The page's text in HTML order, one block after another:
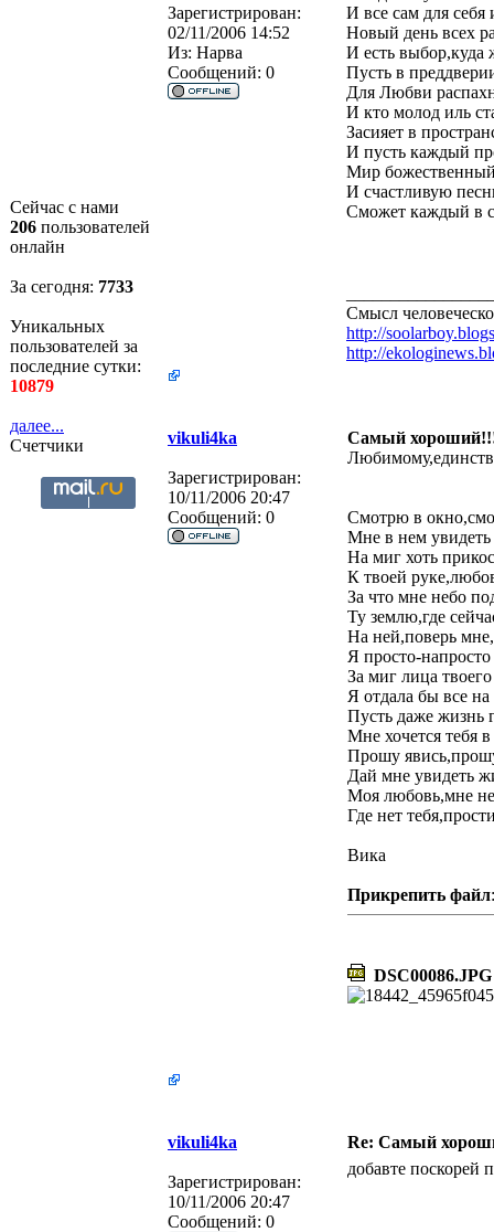
Сейчас с нами
206 пользователей
онлайн
За сегодня: 7733
Уникальных
пользователей за
последние сутки:
10879
далее...
Счетчики
Зарегистрирован:
02/11/2006 14:52
Из: Нарва
Сообщений: 0
И все сам для себя
Новый день всех
И есть выбор,куда
Пусть в
Для Любви
И кто молод иль
Засияет в
И пусть каждый
Мир божественный
И счастливую
Сможет каждый в
Смысл
http://
http://
vikuli4ka Самый
Зарегистрирован:
10/11/2006 20:47
Сообщений: 0
Смотрю в
Мне в нем увидеть
На миг хоть
К твоей
За что мне небо
Ту землю,где
На ней,поверь
Я просто-
За миг лица
Я отдала бы все на
Пусть даже жизнь
Мне хочется тебя
Прошу
Дай мне увидеть
Моя любовь,мне
Где нет
Вика
Прикрепить файл:
DSC00086.JPG
vikuli4ka Re: Самый
Зарегистрирован:
10/11/2006 20:47
Сообщений: 0
добавте поскорей